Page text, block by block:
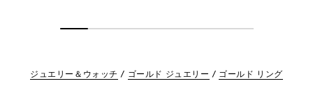
ジュエリー＆ウォッチ ゴールド ジュエリー ゴールド リング